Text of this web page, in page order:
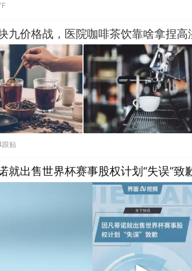
九价格战，医院咖啡茶饮靠啥拿捏高
跟贴
就出售世界杯赛事股权计划“失误”致